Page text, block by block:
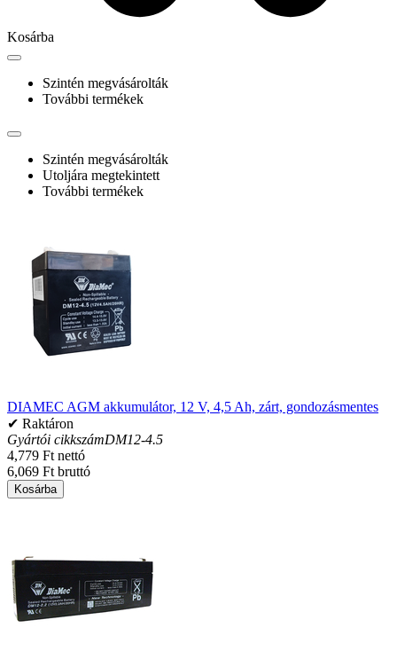
Kosárba
Szintén megvásárolták
További termékek
Szintén megvásárolták
Utoljára megtekintett
További termékek
DIAMEC AGM akkumulátor, 12 V, 4,5 Ah, zárt, gondozásmentes
✔ Raktáron
Gyártói cikkszámDM12-4.5
4,779 Ft nettó
6,069 Ft bruttó
Kosárba